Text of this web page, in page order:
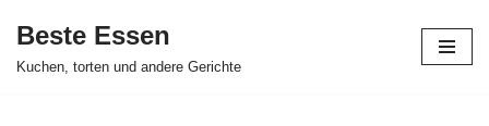
Skip
Beste Essen
Kuchen, torten und andere Gerichte